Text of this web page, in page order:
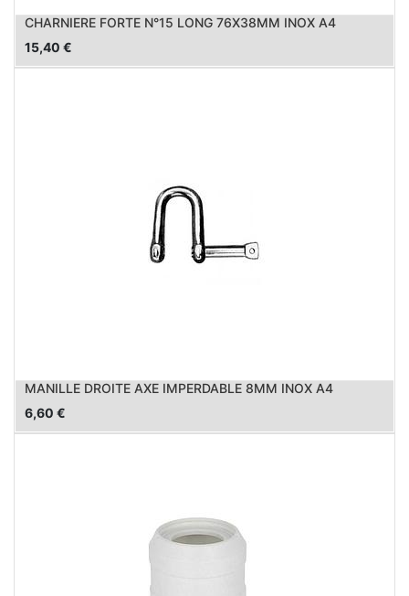
CHARNIERE FORTE N°15 LONG 76X38MM INOX A4
15,40 €
MANILLE DROITE AXE IMPERDABLE 8MM INOX A4
6,60 €